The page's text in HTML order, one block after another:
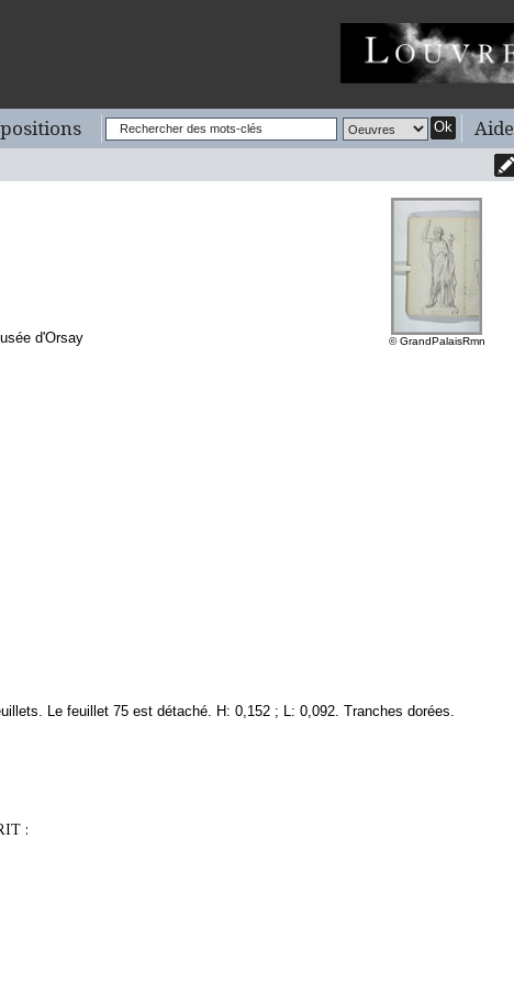
Ok Aide
© GrandPalaisRmn
d'Orsay
Le feuillet 75 est détaché. H: 0,152 ; L: 0,092. Tranches dorées.
: